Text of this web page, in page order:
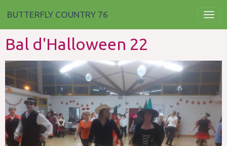
BUTTERFLY COUNTRY 76
Bal d'Halloween 22